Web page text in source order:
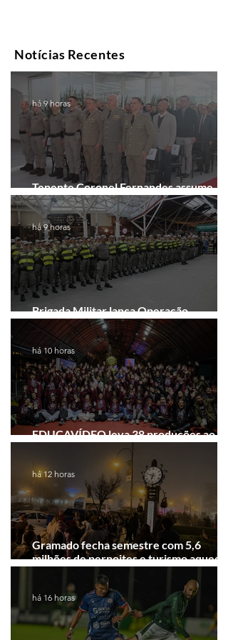
Notícias Recentes
Tenente Coronel Fernandes assume
comando do 41º BPM em Gramado
há 9 horas
Brigada Militar lança Operação
Convergência na Região das Hortênsias
há 9 horas
EDUCAVÍDEO leva 38 produções ao
Festival de Cinema de Gramado
há 10 horas
Gramado fecha semestre com 5,6
milhões de pernoites e turismo
Junho desponta!
há 12 horas
há 16 horas